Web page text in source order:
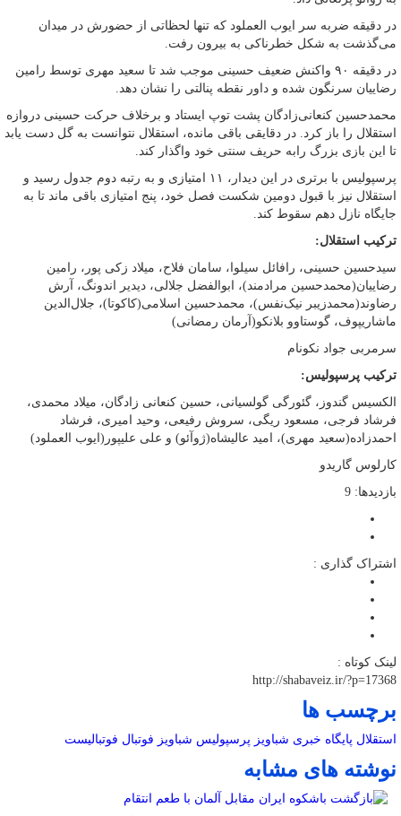
در دقیقه ضربه سر ایوب العملود که تنها لحظاتی از حضورش در میدان
می‌گذشت به شکل خطرناکی به بیرون رفت.
در دقیقه ۹۰ واکنش ضعیف حسینی موجب شد تا سعید مهری توسط رامین
رضاییان سرنگون شده و داور نقطه پنالتی را نشان دهد.
محمدحسین کنعانی‌زادگان پشت توپ ایستاد و برخلاف حرکت حسینی دروازه
استقلال را باز کرد. در دقایقی باقی مانده، استقلال نتوانست به گل دست یابد
تا این بازی بزرگ رابه حریف سنتی خود واگذار کند.
پرسپولیس با برتری در این دیدار، ۱۱ امتیازی و به رتبه دوم جدول رسید و
استقلال نیز با قبول دومین شکست فصل خود، پنج امتیازی باقی ماند تا به
جایگاه نازل دهم سقوط کند.
ترکیب استقلال:
سیدحسین حسینی، رافائل سیلوا، سامان فلاح، میلاد زکی پور، رامین
رضاییان(محمدحسین مرادمند)، ابوالفضل جلالی، دیدیر اندونگ، آرش
رضاوند(محمدزیبر نیک‌نفس)، محمدحسین اسلامی(کاکوتا)، جلال‌الدین
ماشاریپوف، گوستاوو بلانکو(آرمان رمضانی)
سرمربی جواد نکونام
ترکیب پرسپولیس:
الکسیس گندوز، گئورگی گولسیانی، حسین کنعانی زادگان، میلاد محمدی،
فرشاد فرجی، مسعود ریگی، سروش رفیعی، وحید امیری، فرشاد
احمدزاده(سعید مهری)، امید عالیشاه(ژوآئو) و علی علیپور(ایوب العملود)
کارلوس گاریدو
بازدیدها: 9
اشتراک گذاری :
لینک کوتاه :
http://shabaveiz.ir/?p=17368
برچسب ها
استقلال پایگاه خبری شباویز پرسپولیس شباویز فوتبال فوتبالیست
نوشته های مشابه